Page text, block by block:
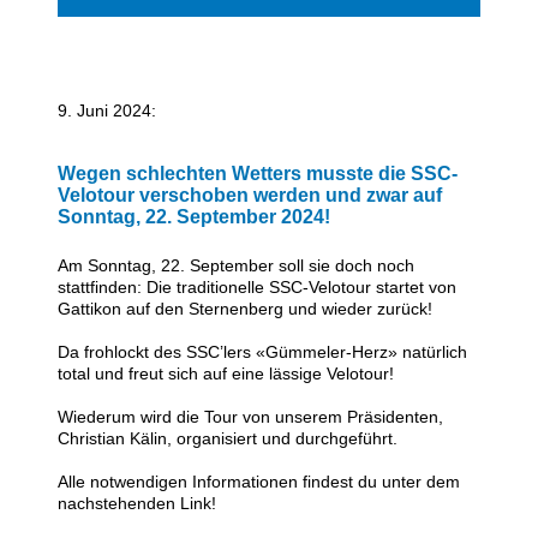
donnerstagabend body-toning
donnerstagabend rennrad-ausfahrten
berichte
fotos + filme
touren
freitagabend triathlon-schwimmen
9. Juni 2024:
Wegen schlechten Wetters musste die SSC-
Velotour verschoben werden und zwar auf
Sonntag, 22. September 2024!
Am Sonntag, 22. September soll sie doch noch
stattfinden: Die traditionelle SSC-Velotour startet von
Gattikon auf den Sternenberg und wieder zurück!
Da frohlockt des SSC’lers «Gümmeler-Herz» natürlich
total und freut sich auf eine lässige Velotour!
Wiederum wird die Tour von unserem Präsidenten,
Christian Kälin, organisiert und durchgeführt.
Alle notwendigen Informationen findest du unter dem
nachstehenden Link!